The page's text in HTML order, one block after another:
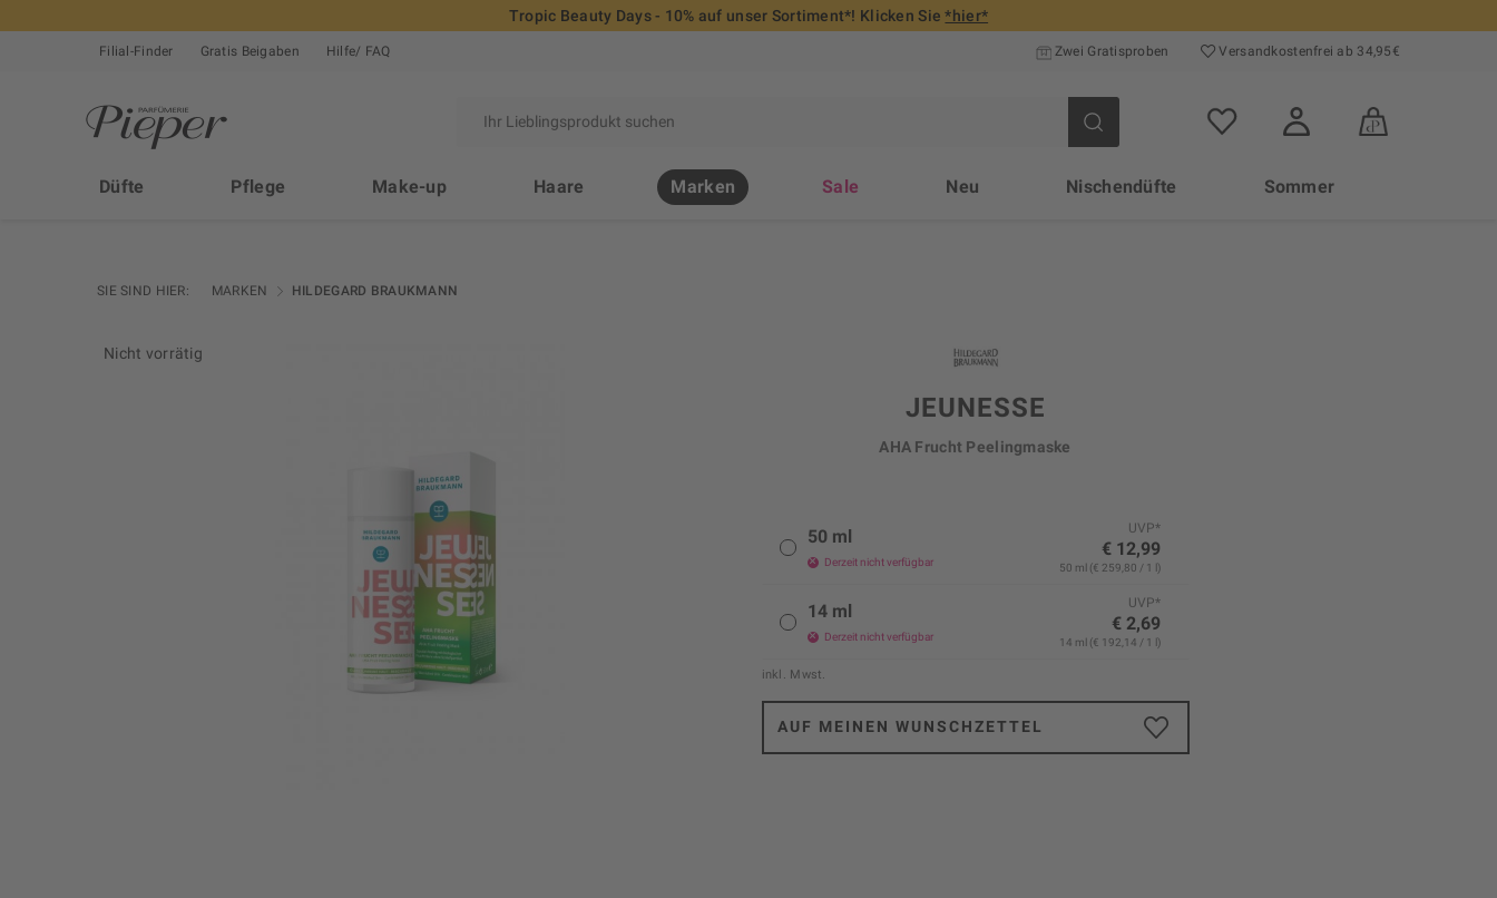
Tropic Beauty Days - 10% auf unser Sortiment*! Klicken Sie*hier*
Filial-Finder Gratis Beigaben Hilfe/ FAQ Zwei Gratisproben Versand­kosten­frei ab 34,95€
Düfte Pflege Make-up Haare Marken Sale Neu Nischendüfte Sommer
SIE SIND HIER: MARKEN HILDEGARD BRAUKMANN
Nicht vorrätig
JEUNESSE
AHA Frucht Peelingmaske
50 ml
Derzeit nicht verfügbar
UVP*
€ 12,99
50 ml (€ 259,80 / 1 l)
14 ml
Derzeit nicht verfügbar
UVP*
€ 2,69
14 ml (€ 192,14 / 1 l)
inkl. Mwst.
AUF MEINEN WUNSCHZETTEL